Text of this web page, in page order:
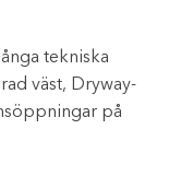
tekniska
väst, Dryway-
på